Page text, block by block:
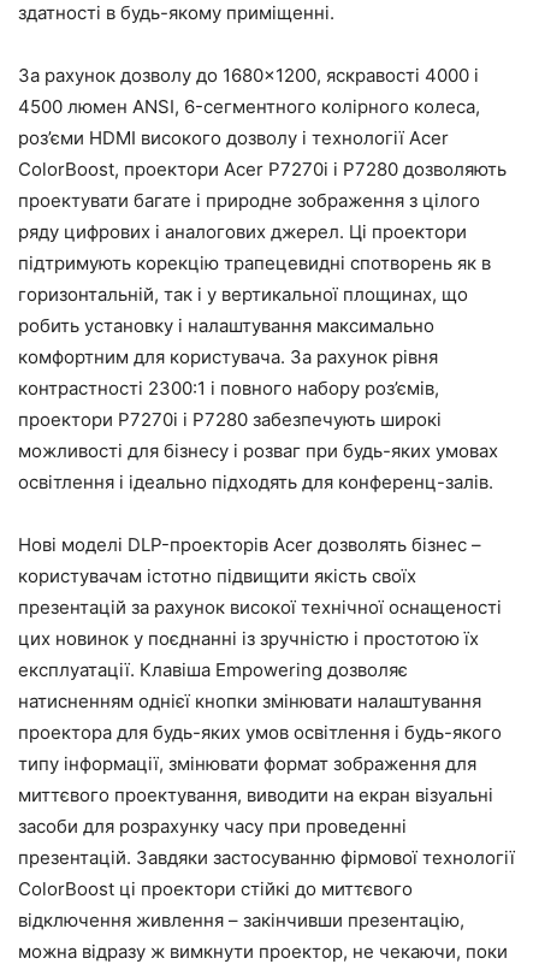
здатності в будь-якому приміщенні.
За рахунок дозволу до 1680×1200, яскравості 4000 і
4500 люмен ANSI, 6-сегментного колірного колеса,
роз’єми HDMI високого дозволу і технології Acer
ColorBoost, проектори Acer P7270i і P7280 дозволяють
проектувати багате і природне зображення з цілого
ряду цифрових і аналогових джерел. Ці проектори
підтримують корекцію трапецевидні спотворень як в
горизонтальній, так і у вертикальної площинах, що
робить установку і налаштування максимально
комфортним для користувача. За рахунок рівня
контрастності 2300:1 і повного набору роз’ємів,
проектори P7270i і P7280 забезпечують широкі
можливості для бізнесу і розваг при будь-яких умовах
освітлення і ідеально підходять для конференц-залів.
Нові моделі DLP-проекторів Acer дозволять бізнес –
користувачам істотно підвищити якість своїх
презентацій за рахунок високої технічної оснащеності
цих новинок у поєднанні із зручністю і простотою їх
експлуатації. Клавіша Empowering дозволяє
натисненням однієї кнопки змінювати налаштування
проектора для будь-яких умов освітлення і будь-якого
типу інформації, змінювати формат зображення для
миттєвого проектування, виводити на екран візуальні
засоби для розрахунку часу при проведенні
презентацій. Завдяки застосуванню фірмової технології
ColorBoost ці проектори стійкі до миттєвого
відключення живлення – закінчивши презентацію,
можна відразу ж вимкнути проектор, не чекаючи, поки